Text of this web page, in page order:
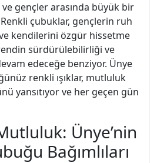
gençler arasında büyük bir
çubuklar, gençlerin ruh
kendilerini özgür hissetme
sürdürülebilirliği ve
edeceğe benziyor. Ünye
renkli ışıklar, mutluluk
yansıtıyor ve her geçen gün
Ünye’nin
Bağımlıları